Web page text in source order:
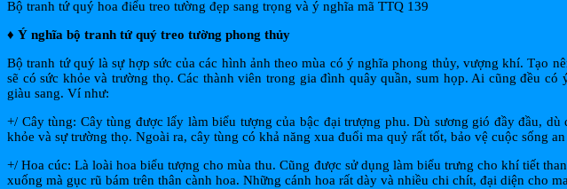
Bộ tranh tứ quý hoa điểu treo tường đẹp sang trọng và ý nghĩa mã TTQ 139
♦ Ý nghĩa bộ tranh tứ quý treo tường phong thủy
Bộ tranh tứ quý là sự hợp sức của các hình ảnh theo mùa có ý nghĩa phong thủy, vượng khí. Tạo
sẽ có sức khỏe và trường thọ. Các thành viên trong gia đình quây quần, sum họp. Ai cũng đều
giàu sang. Ví như:
+/ Cây tùng: Cây tùng được lấy làm biểu tượng của bậc đại trượng phu. Dù sương gió đầy đầu,
khỏe và sự trường thọ. Ngoài ra, cây tùng có khả năng xua đuổi ma quỷ rất tốt, bảo vệ cuộc sống
+/ Hoa cúc: Là loài hoa biểu tượng cho mùa thu. Cũng được sử dụng làm biểu trưng cho khí tiết
xuống mà gục rũ bám trên thân cành hoa. Những cánh hoa rất dày và nhiều chi chít, đại diện cho